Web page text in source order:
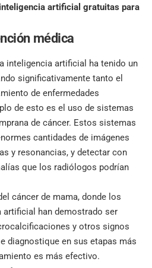
artificial gratuitas para
médica
inteligencia artificial ha tenido un
significativamente tanto el
de enfermedades
de esto es el uso de sistemas
de cáncer. Estos sistemas
cantidades de imágenes
y resonancias, y detectar con
que los radiólogos podrían
cáncer de mama, donde los
artificial han demostrado ser
y otros signos
diagnostique en sus etapas más
es más efectivo.